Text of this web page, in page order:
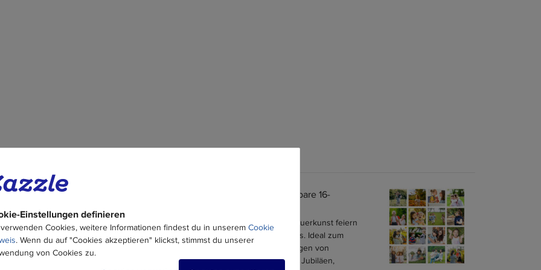
Einstellungen definieren
Cookies, weitere Informationen findest du in unserem Cookie
. Wenn du auf "Cookies akzeptieren" klickst, stimmst du unserer
von Cookies zu.
Erinnerungen in Bewegung: Anpassbare 16-
Mit unserer "Editable 16 Foto Collage" Mauerkunst feiern
Sie die besonderen Momente des Lebens. Ideal zum
Gedenken an hochgeschätzte Erinnerungen von
Weihnachten, Geburtstagen, Hochzeiten, Jubiläen,